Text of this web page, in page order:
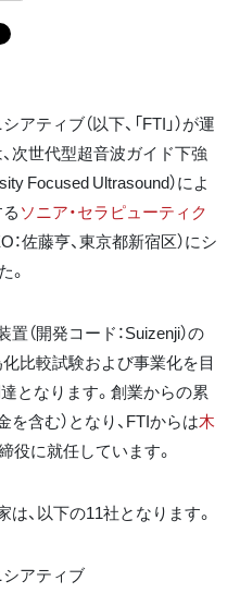
ティブ（以下、「FTI」）が運
次世代型超音波ガイド下強
Focused Ultrasound）によ
ソニア・セラピューティク
：佐藤亨、東京都新宿区）にシ
。
（開発コード：Suizenji）の
比較試験および事業化を目
となります。創業からの累
含む）となり、FTIからは木
役に就任しています。
、以下の11社となります。
アティブ